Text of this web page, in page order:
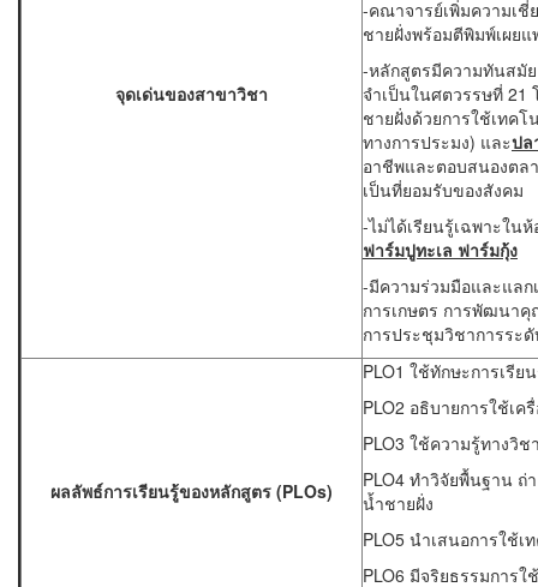
จุดเด่นของสาขาวิชา
-คณาจารย์เพิ่มความเชี่
ชายฝั่งพร้อมตีพิมพ์เผย
-หลักสูตรมีความทันสมั
จำเป็นในศตวรรษที่ 21
ชายฝั่งด้วยการใช้เทค
ทางการประมง) และปล
อาชีพและตอบสนองตล
เป็นที่ยอมรับของสังคม
-ไม่ได้เรียนรู้เฉพาะในห้
ฟาร์มปูทะเล ฟาร์มกุ้ง
-มีความร่วมมือและแลก
การเกษตร การพัฒนา
การประชุมวิชาการระ
ผลลัพธ์การเรียนรู้ของหลักสูตร (PLOs)
PLO1 ใช้ทักษะการเรี
PLO2 อธิบายการใช้เ
PLO3 ใช้ความรู้ทางวิ
PLO4 ทำวิจัยพื้นฐาน ถ่
น้ำชายฝั่ง
PLO5 นำเสนอการใช้
PLO6 มีจริยธรรมการ